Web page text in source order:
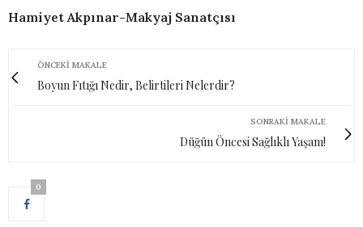
Hamiyet Akpınar-Makyaj Sanatçısı
ÖNCEKI MAKALE
Boyun Fıtığı Nedir, Belirtileri Nelerdir?
SONRAKI MAKALE
Düğün Öncesi Sağlıklı Yaşam!
0